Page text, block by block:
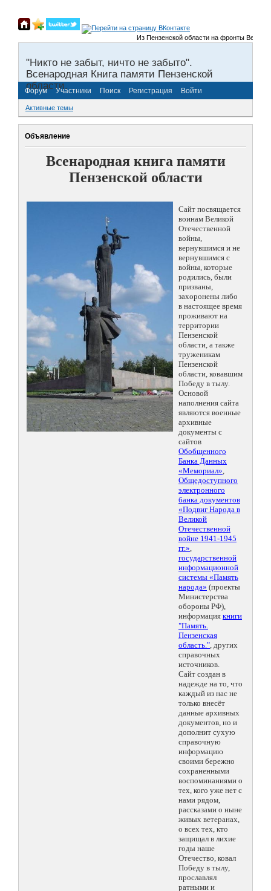
Из Пензенской области на фронты
"Никто не забыт, ничто не забыто".
Всенародная Книга памяти Пензенской
области.
Форум Участники Поиск Регистрация Войти
Активные темы
Объявление
Всенародная книга памяти
Пензенской области
Сайт посвящается
воинам Великой
Отечественной
войны,
вернувшимся и не
вернувшимся с
войны, которые
родились, были
призваны,
захоронены либо
в настоящее время
проживают на
территории
Пензенской
области, а также
труженикам
Пензенской
области, ковавшим
Победу в тылу.
Основой
наполнения сайта
являются военные
архивные
документы с
сайтов
Обобщенного
Банка Данных
«Мемориал»,
Общедоступного
электронного
банка документов
«Подвиг Народа в
Великой
Отечественной
войне 1941-1945
гг.»,
государственной
информационной
системы «Память
народа» (проекты
Министерства
обороны РФ),
информация книги
"Память.
Пензенская
область.", других
справочных
источников.
Сайт создан в
надежде на то, что
каждый из нас не
только внесёт
данные архивных
документов, но и
дополнит сухую
справочную
информацию
своими бережно
сохраненными
воспоминаниями о
тех, кого уже нет с
нами рядом,
рассказами о ныне
живых ветеранах,
о всех тех, кто
защищал в лихие
годы наше
Отечество, ковал
Победу в тылу,
прославлял
ратными и